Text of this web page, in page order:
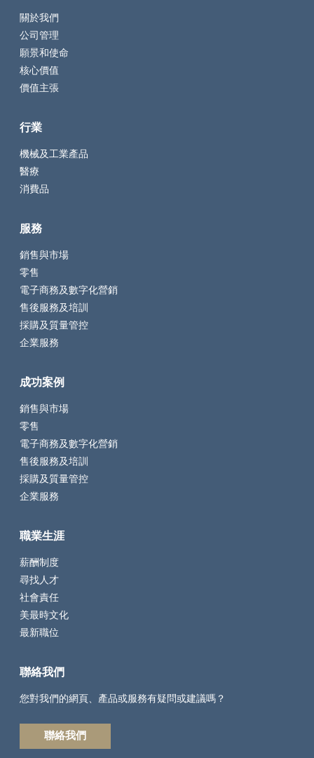
關於我們
公司管理
願景和使命
核心價值
價值主張
行業
機械及工業產品
醫療
消費品
服務
銷售與市場
零售
電子商務及數字化營銷
售後服務及培訓
採購及質量管控
企業服務
成功案例
銷售與市場
零售
電子商務及數字化營銷
售後服務及培訓
採購及質量管控
企業服務
職業生涯
薪酬制度
尋找人才
社會責任
美最時文化
最新職位
聯絡我們
您對我們的網頁、產品或服務有疑問或建議嗎？
聯絡我們